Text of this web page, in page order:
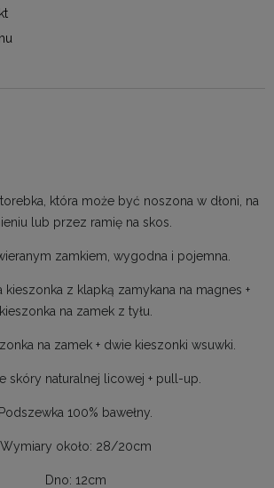
która może być noszona w dłoni, na
lub przez ramię na skos.
zamkiem, wygodna i pojemna.
kieszonka z klapką zamykana na magnes +
kieszonka na zamek z tyłu.
na zamek + dwie kieszonki wsuwki.
skóry naturalnej licowej + pull-up.
Podszewka 100% bawełny.
Wymiary około: 28/20cm
Dno: 12cm